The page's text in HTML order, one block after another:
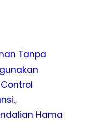
Tanpa
,
Hama